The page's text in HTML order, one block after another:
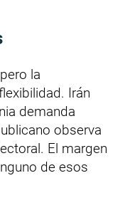
la
Irán
demanda
observa
El margen
de esos